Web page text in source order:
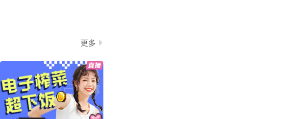
今天的小彩虹甜化了#顶尖舞者
#被国风硬控了 #2026关注流国
风舞乐大赛
更多